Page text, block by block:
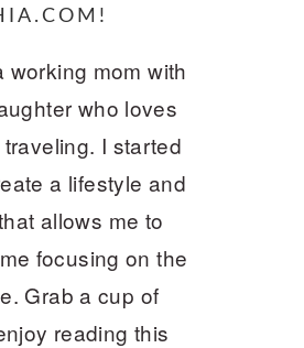
working mom with
who loves
I started
a lifestyle and
allows me to
focusing on the
Grab a cup of
reading this